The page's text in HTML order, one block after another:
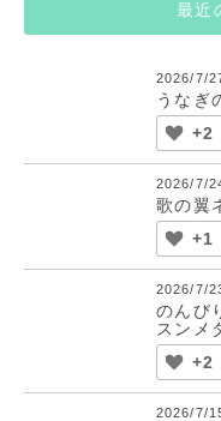
最近
2026/7/
うなぎ
+2
2026/7/
歌の翼
+1
2026/7/
のんび
スンメ
+2
2026/7/